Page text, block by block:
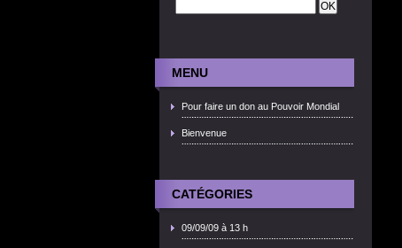
MENU
Pour faire un don au Pouvoir Mondial
Bienvenue
CATÉGORIES
09/09/09 à 13 h